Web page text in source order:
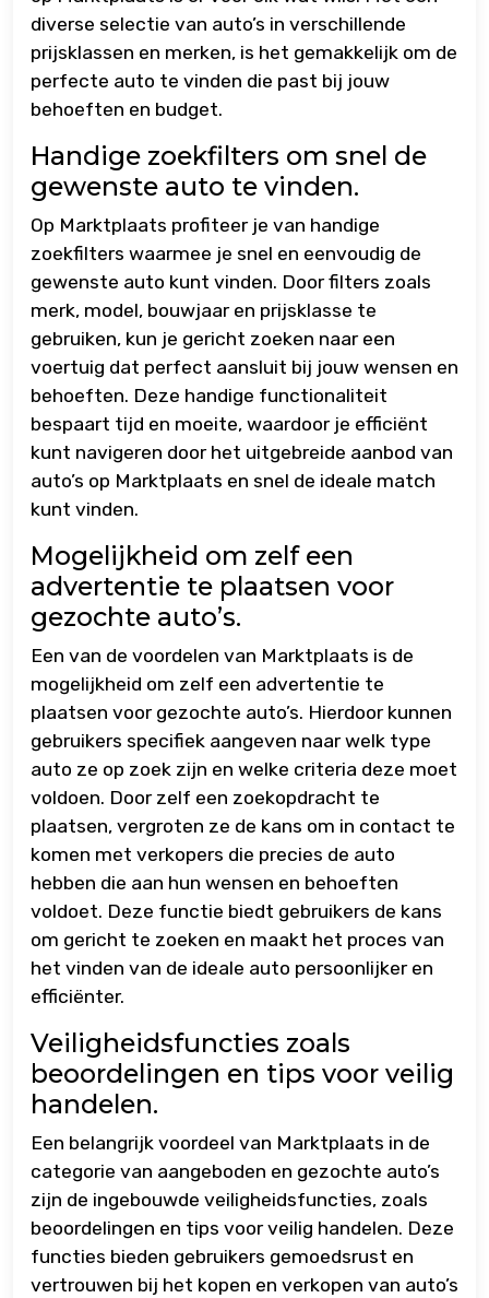
diverse selectie van auto’s in verschillende
prijsklassen en merken, is het gemakkelijk om de
perfecte auto te vinden die past bij jouw
behoeften en budget.
Handige zoekfilters om snel de
gewenste auto te vinden.
Op Marktplaats profiteer je van handige
zoekfilters waarmee je snel en eenvoudig de
gewenste auto kunt vinden. Door filters zoals
merk, model, bouwjaar en prijsklasse te
gebruiken, kun je gericht zoeken naar een
voertuig dat perfect aansluit bij jouw wensen en
behoeften. Deze handige functionaliteit
bespaart tijd en moeite, waardoor je efficiënt
kunt navigeren door het uitgebreide aanbod van
auto’s op Marktplaats en snel de ideale match
kunt vinden.
Mogelijkheid om zelf een
advertentie te plaatsen voor
gezochte auto’s.
Een van de voordelen van Marktplaats is de
mogelijkheid om zelf een advertentie te
plaatsen voor gezochte auto’s. Hierdoor kunnen
gebruikers specifiek aangeven naar welk type
auto ze op zoek zijn en welke criteria deze moet
voldoen. Door zelf een zoekopdracht te
plaatsen, vergroten ze de kans om in contact te
komen met verkopers die precies de auto
hebben die aan hun wensen en behoeften
voldoet. Deze functie biedt gebruikers de kans
om gericht te zoeken en maakt het proces van
het vinden van de ideale auto persoonlijker en
efficiënter.
Veiligheidsfuncties zoals
beoordelingen en tips voor veilig
handelen.
Een belangrijk voordeel van Marktplaats in de
categorie van aangeboden en gezochte auto’s
zijn de ingebouwde veiligheidsfuncties, zoals
beoordelingen en tips voor veilig handelen. Deze
functies bieden gebruikers gemoedsrust en
vertrouwen bij het kopen en verkopen van auto’s